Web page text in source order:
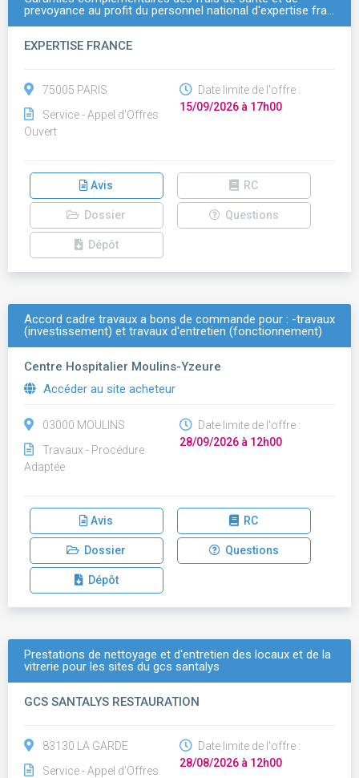
prevoyance au profit du personnel national d'expertise fra…
EXPERTISE FRANCE
75005 PARIS
Service - Appel d'Offres
Ouvert
Date limite de l'offre :
15/09/2026 à 17h00
Avis RC
Dossier Questions
Dépôt
Accord cadre travaux a bons de commande pour : -travaux
(investissement) et travaux d'entretien (fonctionnement)
Centre Hospitalier Moulins-Yzeure
Accéder au site acheteur
03000 MOULINS
Travaux - Procédure
Adaptée
Date limite de l'offre :
28/09/2026 à 12h00
Avis RC
Dossier Questions
Dépôt
Prestations de nettoyage et d'entretien des locaux et de la
vitrerie pour les sites du gcs santalys
GCS SANTALYS RESTAURATION
83130 LA GARDE
Service - Appel d'Offres
Date limite de l'offre :
28/08/2026 à 12h00